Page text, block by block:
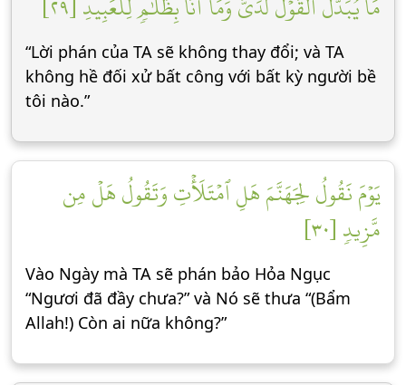
“Lời phán của TA sẽ không thay đổi; và TA
không hề đối xử bất công với bất kỳ người bề
tôi nào.”
يَوۡمَ نَقُولُ لِجَهَنَّمَ هَلِ ٱمۡتَلَأۡتِ وَتَقُولُ هَلۡ مِن
مَّزِيدٖ [٣٠]
Vào Ngày mà TA sẽ phán bảo Hỏa Ngục
“Ngươi đã đầy chưa?” và Nó sẽ thưa “(Bẩm
Allah!) Còn ai nữa không?”